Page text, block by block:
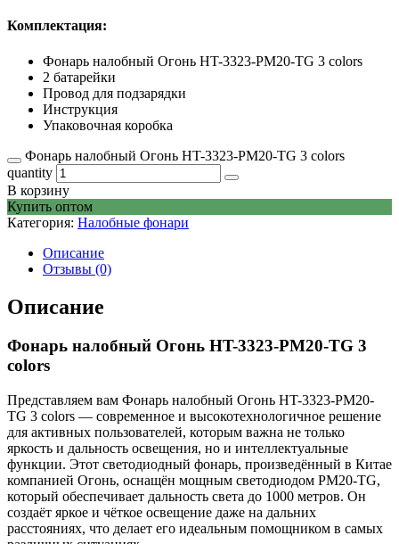
Комплектация:
Фонарь налобный Огонь HT-3323-PM20-TG 3 colors
2 батарейки
Провод для подзарядки
Инструкция
Упаковочная коробка
Фонарь налобный Огонь HT-3323-PM20-TG 3 colors
quantity
В корзину
Купить оптом
Категория: Налобные фонари
Описание
Отзывы (0)
Описание
Фонарь налобный Огонь HT-3323-PM20-TG 3
colors
Представляем вам Фонарь налобный Огонь HT-3323-PM20-
TG 3 colors — современное и высокотехнологичное решение
для активных пользователей, которым важна не только
яркость и дальность освещения, но и интеллектуальные
функции. Этот светодиодный фонарь, произведённый в Китае
компанией Огонь, оснащён мощным светодиодом PM20-TG,
который обеспечивает дальность света до 1000 метров. Он
создаёт яркое и чёткое освещение даже на дальних
расстояниях, что делает его идеальным помощником в самых